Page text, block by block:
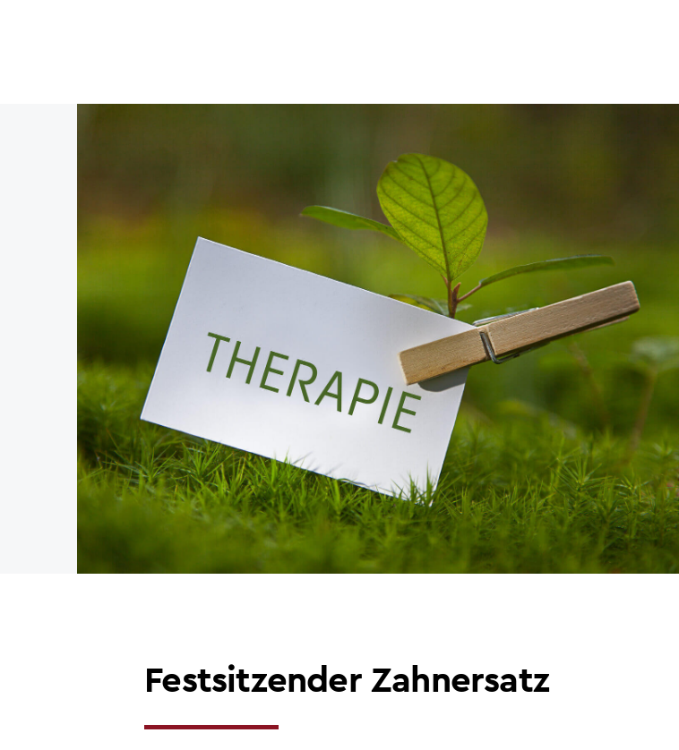
Festsitzender Zahnersatz